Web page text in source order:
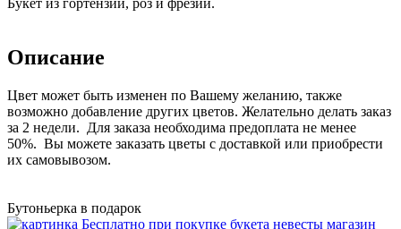
Букет из гортензий, роз и фрезий.
Описание
Цвет может быть изменен по Вашему желанию, также
возможно добавление других цветов. Желательно делать заказ
за 2 недели. Для заказа необходима предоплата не менее
50%. Вы можете заказать цветы с доставкой или приобрести
их самовывозом.
Бутоньерка в подарок